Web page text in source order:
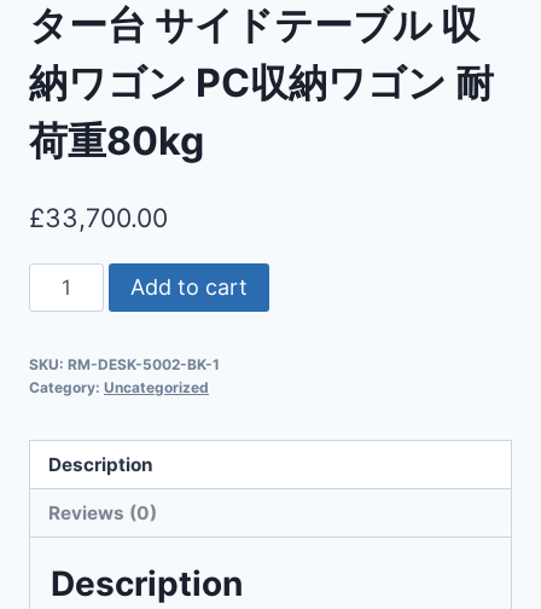
ター台 サイドテーブル 収
納ワゴン PC収納ワゴン 耐
荷重80kg
£33,700.00
Add to cart
SKU: RM-DESK-5002-BK-1
Category: Uncategorized
Description
Reviews (0)
Description